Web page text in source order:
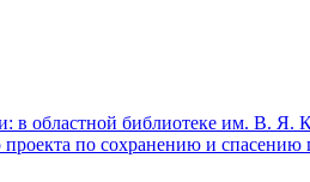
в областной библиотеке им. В. Я.
по сохранению и спасению